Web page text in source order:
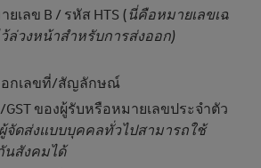
เลข B / รหัส HTS ( นี่คือหมายเลขเฉ
ล่วงหน้าสําหรับการส่งออก)
กเลขที่/สัญลักษณ์
ของผู้รับหรือหมายเลขประจําตัว
ผู้จัดส่งแบบบุคคลทั่วไปสามารถใช้
นสังคมได้